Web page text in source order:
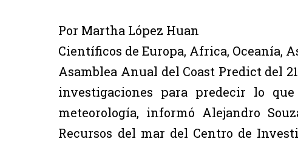
Por Martha López Huan
Científicos de Europa, Africa, Oceanía,
Asamblea Anual del Coast Predict del
investigaciones para predecir lo
meteorología, informó Alejandro
Recursos del mar del Centro de